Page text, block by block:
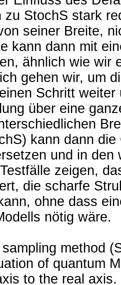
zu StochS stark
seiner Breite,
kann dann mit
ähnlich wie wir
gehen wir, um
Schritt
über eine
kann dann
und in den
zeigen,
die scharfe
ohne dass
nötig wäre.
method
of quantum
to the real